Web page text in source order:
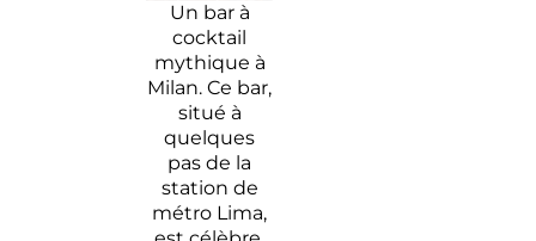
Un bar à
cocktail
mythique à
Milan. Ce bar,
situé à
quelques
pas de la
station de
métro Lima,